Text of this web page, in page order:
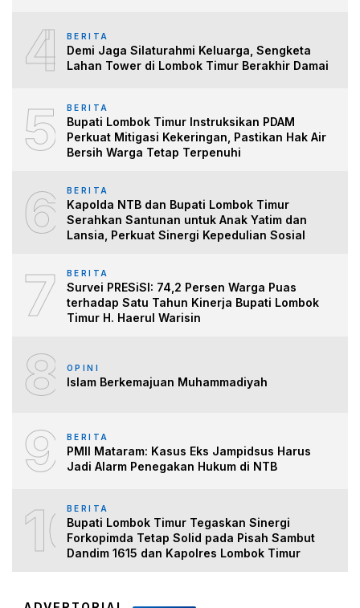
4 BERITA
Demi Jaga Silaturahmi Keluarga, Sengketa
Lahan Tower di Lombok Timur Berakhir Damai
5 BERITA
Bupati Lombok Timur Instruksikan PDAM
Perkuat Mitigasi Kekeringan, Pastikan Hak Air
Bersih Warga Tetap Terpenuhi
6 BERITA
Kapolda NTB dan Bupati Lombok Timur
Serahkan Santunan untuk Anak Yatim dan
Lansia, Perkuat Sinergi Kepedulian Sosial
7 BERITA
Survei PRESiSI: 74,2 Persen Warga Puas
terhadap Satu Tahun Kinerja Bupati Lombok
Timur H. Haerul Warisin
8 OPINI
Islam Berkemajuan Muhammadiyah
9 BERITA
PMII Mataram: Kasus Eks Jampidsus Harus
Jadi Alarm Penegakan Hukum di NTB
10BERITA
Bupati Lombok Timur Tegaskan Sinergi
Forkopimda Tetap Solid pada Pisah Sambut
Dandim 1615 dan Kapolres Lombok Timur